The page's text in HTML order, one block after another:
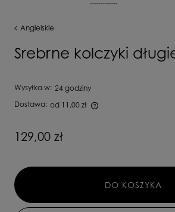
Angielskie
Srebrne kolczyki
Wysyłka w: 24 godziny
Dostawa: od 11,00 zł
129,00 zł
DO KOSZYKA